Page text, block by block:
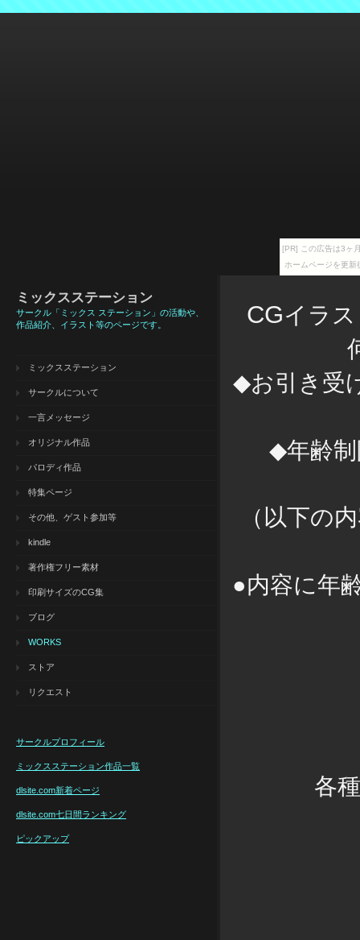
[PR] この広告は3ヶ
ホームページを更
ミックスステーション
サークル「ミックス ステーション」の活動や、
作品紹介、イラスト等のページです。
ミックスステーション
サークルについて
一言メッセージ
オリジナル作品
パロディ作品
特集ページ
その他、ゲスト参加等
kindle
著作権フリー素材
印刷サイズのCG集
ブログ
WORKS
ストア
リクエスト
サークルプロフィール
ミックスステーション作品一覧
dlsite.com新着ページ
dlsite.com七日間ランキング
ピックアップ
CGイラ
◆お引き受
◆年齢
（以下の
●内容に年
各